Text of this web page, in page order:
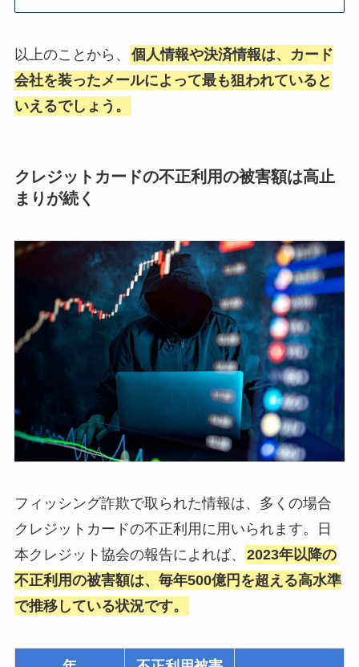
以上のことから、
個人情報や決済情報は、カード
会社を装ったメールによって最も狙われていると
いえるでしょう。
クレジットカードの不正利用の被害額は高止
まりが続く
フィッシング詐欺で取られた情報は、多くの場合
クレジットカードの不正利用に用いられます。日
本クレジット協会の報告によれば、
2023年以降の
不正利用の被害額は、毎年500億円を超える高水準
で推移している状況です。